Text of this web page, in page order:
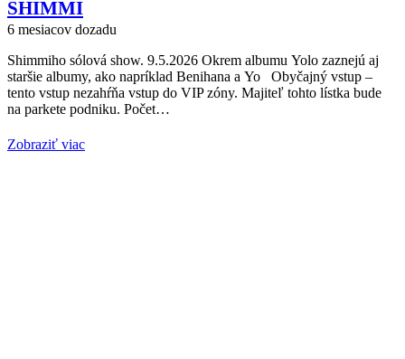
SHIMMI
6 mesiacov dozadu
Shimmiho sólová show. 9.5.2026 Okrem albumu Yolo zaznejú aj
staršie albumy, ako napríklad Benihana a Yo Obyčajný vstup –
tento vstup nezahŕňa vstup do VIP zóny. Majiteľ tohto lístka bude
na parkete podniku. Počet…
Zobraziť viac